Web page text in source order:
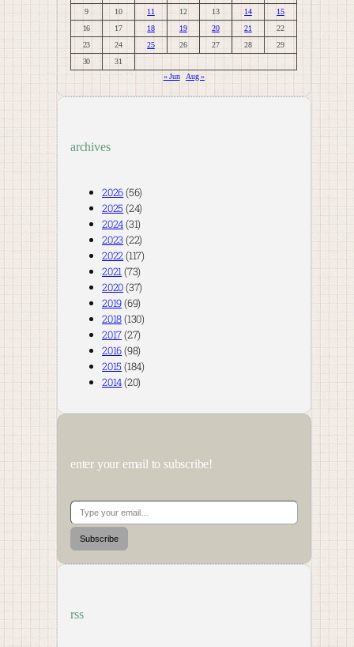
9
10 11 12 13 14
15
16
17 18 19 20 21
22
23
24 25 26 27 28
29
30
31
« Jun
Aug »
archives
2026(56)
2025 (24)
2024(31)
2023(22)
2022(117)
2021 (73)
2020(37)
2019(69)
2018(130)
2017(27)
2016(98)
2015 (184)
2014(20)
enter your email to subscribe!
Type your email…
Subscribe
rss